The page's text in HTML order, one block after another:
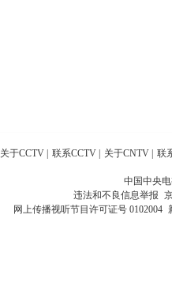
关于CCTV 联系CCTV 关于CNTV 联
中国中央
违法和不良信息举报
网上传播视听节目许可证号 0102004